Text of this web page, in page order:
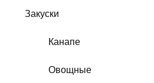
Закуски
Канапе
Овощные